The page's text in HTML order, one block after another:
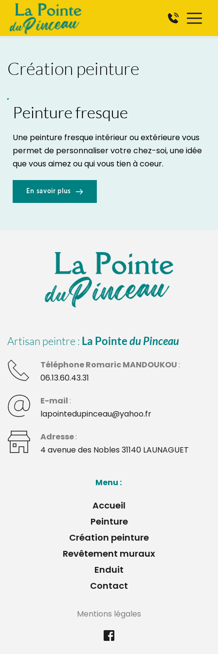
Création peinture
Peinture fresque
Une peinture fresque intérieur ou extérieure vous
permet de personnaliser votre chez-soi, une idée
que vous aimez ou qui vous tien à coeur.
En savoir plus
Menu :
Accueil
Peinture
Création peinture
Revêtement muraux
Enduit
Contact
Artisan peintre : La Pointe du Pinceau
Téléphone Romaric MANDOUKOU :
06.13.60.43.31
E-mail :
lapointedupinceau@yahoo.fr
Adresse :
﻿4 avenue des Nobles 31140 LAUNAGUET
Mentions légales